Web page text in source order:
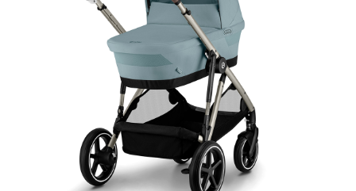
Huonekalut & vuodevaatteet
Tarvikkeet
Varaosat
Kampanjat
Lahjavinkkejä
Suosikit
Tavaramerkit